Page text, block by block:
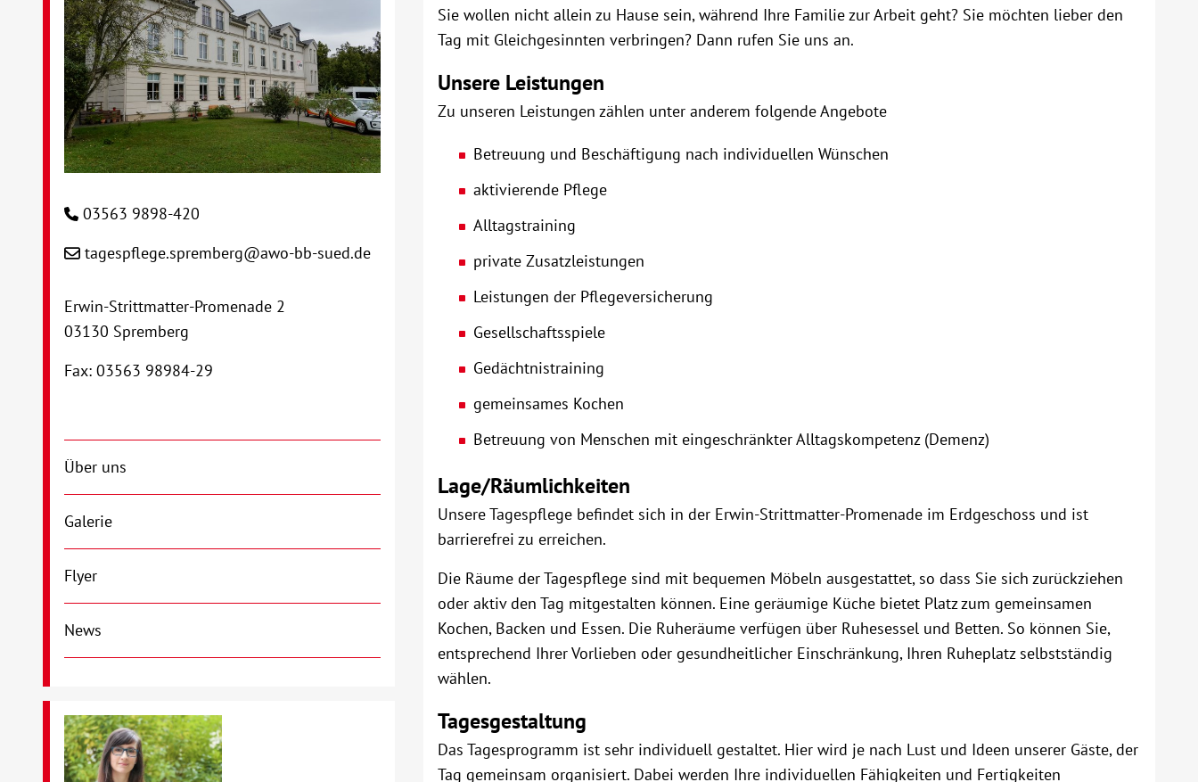
Sie wollen nicht allein zu Hause sein, während Ihre Familie zur Arbeit geht? Sie möchten lieber den
Tag mit Gleichgesinnten verbringen? Dann rufen Sie uns an.
Unsere Leistungen
Zu unseren Leistungen zählen unter anderem folgende Angebote
Betreuung und Beschäftigung nach individuellen Wünschen
aktivierende Pflege
Alltagstraining
private Zusatzleistungen
Leistungen der Pflegeversicherung
Gesellschaftsspiele
Gedächtnistraining
gemeinsames Kochen
Betreuung von Menschen mit eingeschränkter Alltagskompetenz (Demenz)
Lage/Räumlichkeiten
Unsere Tagespflege befindet sich in der Erwin-Strittmatter-Promenade im Erdgeschoss und ist
barrierefrei zu erreichen.
Die Räume der Tagespflege sind mit bequemen Möbeln ausgestattet, so dass Sie sich zurückziehen
oder aktiv den Tag mitgestalten können. Eine geräumige Küche bietet Platz zum gemeinsamen
Kochen, Backen und Essen. Die Ruheräume verfügen über Ruhesessel und Betten. So können Sie,
entsprechend Ihrer Vorlieben oder gesundheitlicher Einschränkung, Ihren Ruheplatz selbstständig
wählen.
Tagesgestaltung
Das Tagesprogramm ist sehr individuell gestaltet. Hier wird je nach Lust und Ideen unserer Gäste, der
Tag gemeinsam organisiert. Dabei werden Ihre individuellen Fähigkeiten und Fertigkeiten
03563 9898-420
tagespflege.spremberg@awo-bb-sued.de
Erwin-Strittmatter-Promenade 2
03130 Spremberg
Fax: 03563 98984-29
Über uns
Galerie
Flyer
News